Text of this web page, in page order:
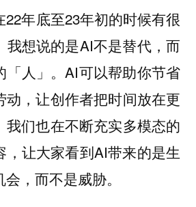
22年底至23年初的时候有很
我想说的是AI不是替代，而
「人」。AI可以帮助你节省
动，让创作者把时间放在更
我们也在不断充实多模态的
，让大家看到AI带来的是生
，而不是威胁。